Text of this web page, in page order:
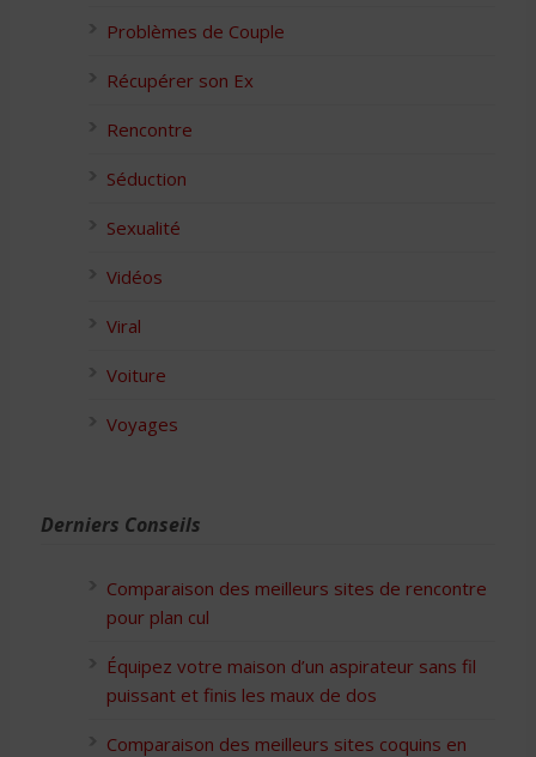
Problèmes de Couple
Récupérer son Ex
Rencontre
Séduction
Sexualité
Vidéos
Viral
Voiture
Voyages
Derniers Conseils
Comparaison des meilleurs sites de rencontre
pour plan cul
Équipez votre maison d’un aspirateur sans fil
puissant et finis les maux de dos
Comparaison des meilleurs sites coquins en